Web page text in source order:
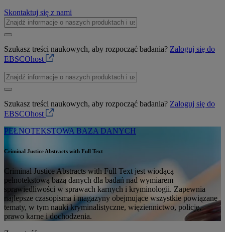
Skontaktuj się z nami
Szukasz treści naukowych, aby rozpocząć badania? Zaloguj się do
EBSCOhost
Szukasz treści naukowych, aby rozpocząć badania? Zaloguj się do
EBSCOhost
PEŁNOTEKSTOWA BAZA DANYCH
Criminal Justice Abstracts with Full Text
Criminal Justice Abstracts with Full Text jest wiodącą
pełnotekstową bazą danych dla badań nad wymiarem
sprawiedliwości w sprawach karnych i kryminologii. Zapewnia
najlepsze czasopisma i magazyny obejmujące wszystkie powiązane
tematy, w tym nauki kryminalistyczne, więziennictwo, policję,
prawo karne i dochodzenia.